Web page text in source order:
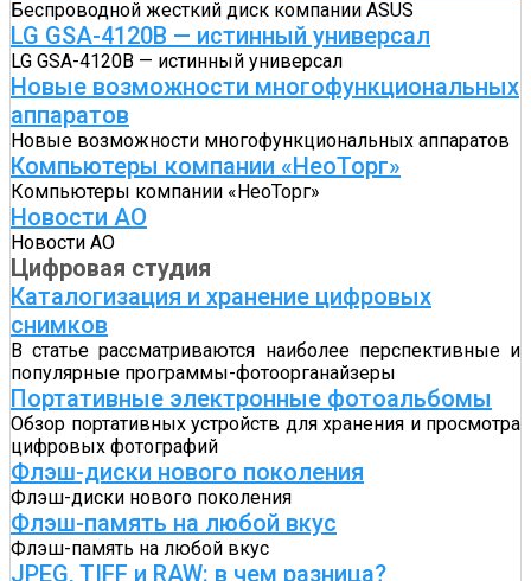
Беспроводной жесткий диск компании ASUS
LG GSA-4120B — истинный универсал
LG GSA-4120B — истинный универсал
Новые возможности многофункциональных
аппаратов
Новые возможности многофункциональных аппаратов
Компьютеры компании «НеоТорг»
Компьютеры компании «НеоТорг»
Новости АО
Новости АО
Цифровая студия
Каталогизация и хранение цифровых
снимков
В статье рассматриваются наиболее перспективные и
популярные программы-фотоорганайзеры
Портативные электронные фотоальбомы
Обзор портативных устройств для хранения и просмотра
цифровых фотографий
Флэш-диски нового поколения
Флэш-диски нового поколения
Флэш-память на любой вкус
Флэш-память на любой вкус
JPEG, TIFF и RAW: в чем разница?